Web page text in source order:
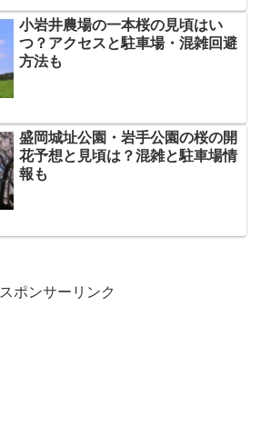
小岩井農場の一本桜の見頃はい
つ？アクセスと駐車場・混雑回避
方法も
盛岡城址公園・岩手公園の桜の開
花予想と見頃は？混雑と駐車場情
報も
スポンサーリンク